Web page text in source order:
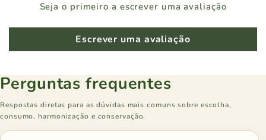
Seja o primeiro a escrever uma avaliação
Escrever uma avaliação
Perguntas frequentes
Respostas diretas para as dúvidas mais comuns sobre escolha,
consumo, harmonização e conservação.